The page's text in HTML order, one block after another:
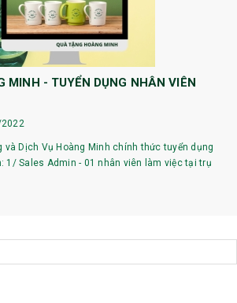
MINH - TUYỂN DỤNG NHÂN VIÊN
và Dịch Vụ Hoàng Minh chính thức tuyển dụng
1/ Sales Admin - 01 nhân viên làm việc tại trụ